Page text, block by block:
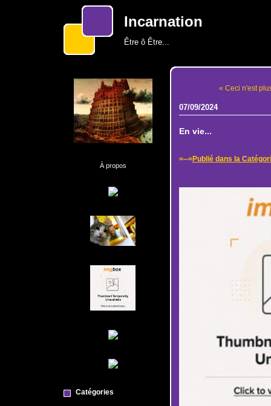
Incarnation
Être ô Être...
À propos
Catégories
« Ceci n'est
07/09/2024
En vie...
=--=Publié dans la